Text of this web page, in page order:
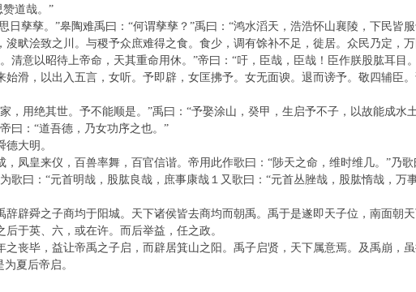
赞道哉。”
日孳孳。”皋陶难禹曰：“何谓孳孳？”禹曰：“鸿水滔天，浩浩怀山襄陵，下民皆
畎浍致之川。与稷予众庶难得之食。食少，调有馀补不足，徙居。众民乃定，
清意以昭待上帝命，天其重命用休。”帝曰：“吁，臣哉，臣哉！臣作朕股肱耳目
滑，以出入五言，女听。予即辟，女匡拂予。女无面谀。退而谤予。敬四辅臣
，用绝其世。予不能顺是。”禹曰：“予娶涂山，癸甲，生启予不子，以故能成水
曰：“道吾德，乃女功序之也。”
大明。
凤皇来仪，百兽率舞，百官信谐。帝用此作歌曰：“陟天之命，维时维几。”乃
歌曰：“元首明哉，股肱良哉，庶事康哉１又歌曰：“元首丛脞哉，股肱惰哉，万
辟舜之子商均于阳城。天下诸侯皆去商均而朝禹。禹于是遂即天子位，南面朝天
于英、六，或在许。而后举益，任之政。
丧毕，益让帝禹之子启，而辟居箕山之阳。禹子启贤，天下属意焉。及禹崩，
夏后帝启。